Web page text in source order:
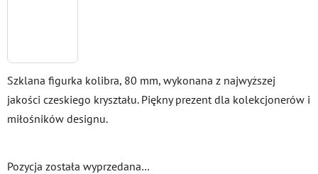
Szklana figurka kolibra, 80 mm, wykonana z najwyższej
jakości czeskiego kryształu. Piękny prezent dla kolekcjonerów i
miłośników designu.
Pozycja została wyprzedana…